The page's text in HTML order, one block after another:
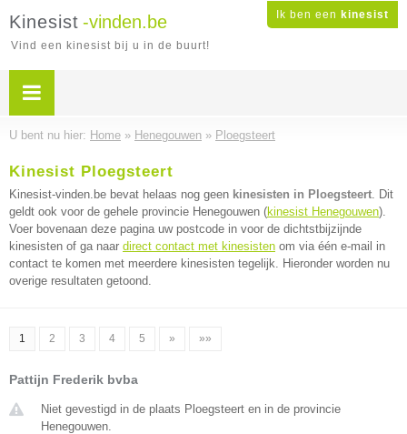
Ik ben een kinesist
Kinesist -vinden.be
Vind een kinesist bij u in de buurt!
U bent nu hier: Home » Henegouwen » Ploegsteert
Kinesist Ploegsteert
Kinesist-vinden.be bevat helaas nog geen kinesisten in Ploegsteert. Dit
geldt ook voor de gehele provincie Henegouwen (kinesist Henegouwen).
Voer bovenaan deze pagina uw postcode in voor de dichtstbijzijnde
kinesisten of ga naar direct contact met kinesisten om via één e-mail in
contact te komen met meerdere kinesisten tegelijk. Hieronder worden nu
overige resultaten getoond.
1 2 3 4 5 » »»
Pattijn Frederik bvba
Niet gevestigd in de plaats Ploegsteert en in de provincie
Henegouwen.